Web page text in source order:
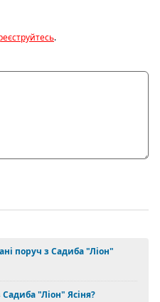
.
поруч з Садиба "Ліон"
"Ліон" Ясіня?